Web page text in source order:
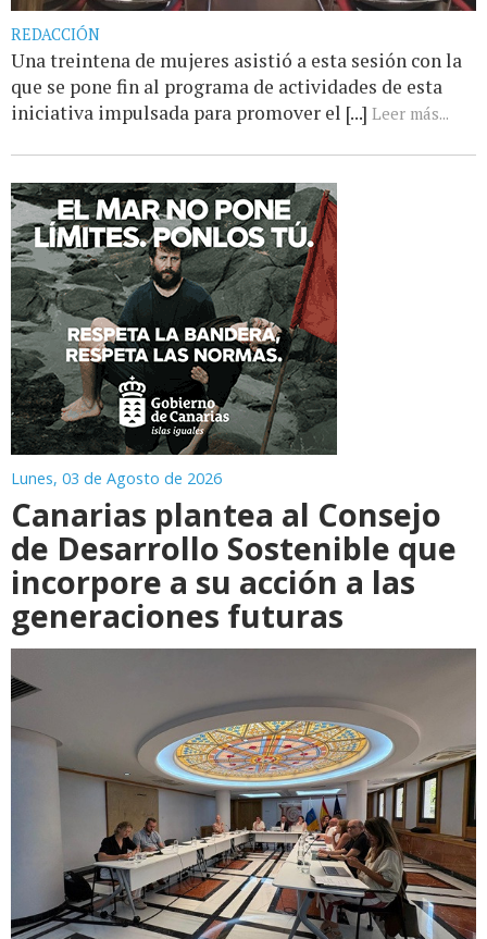
REDACCIÓN
Una treintena de mujeres asistió a esta sesión con la
que se pone fin al programa de actividades de esta
iniciativa impulsada para promover el [...] Leer más...
Lunes, 03 de Agosto de 2026
Canarias plantea al Consejo
de Desarrollo Sostenible que
incorpore a su acción a las
generaciones futuras